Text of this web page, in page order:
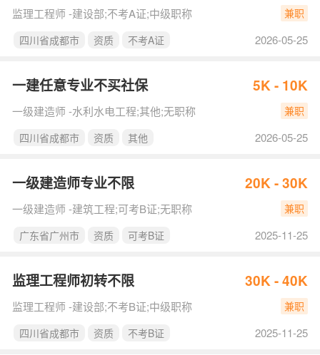
监理工程师 -建设部;不考A证;中级职称
兼职
四川省成都市
资质 不考A证 2026-05-25
一建任意专业不买社保 5K - 10K
一级建造师 -水利水电工程;其他;无职称
兼职
四川省成都市
资质 其他 2026-05-25
一级建造师专业不限 20K - 30K
一级建造师 -建筑工程;可考B证;无职称
兼职
广东省广州市
资质 可考B证 2025-11-25
监理工程师初转不限 30K - 40K
监理工程师 -建设部;不考B证;中级职称
兼职
四川省成都市
资质 不考B证 2025-11-25